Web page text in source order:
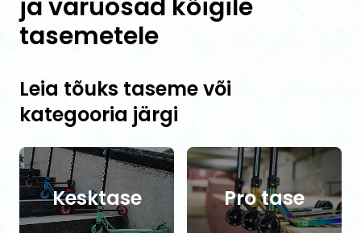
ja varuosad kõigile
tasemetele
Leia tõuks taseme või
kategooria järgi
Kesktase Pro tase